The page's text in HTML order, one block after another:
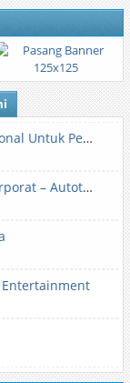
Klinik Dermatologi & Estetika Profesional Untuk Perawatan Kulit dan Kecantikan
Sewa Mobil Jakarta & Sewa Mobil Korporat – Autotranz Indonesia